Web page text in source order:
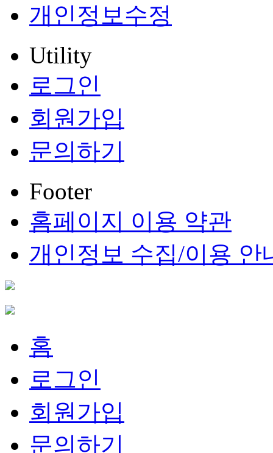
개인정보수정
Utility
로그인
회원가입
문의하기
Footer
홈페이지 이용 약관
개인정보 수집/이용 안
홈
로그인
회원가입
문의하기